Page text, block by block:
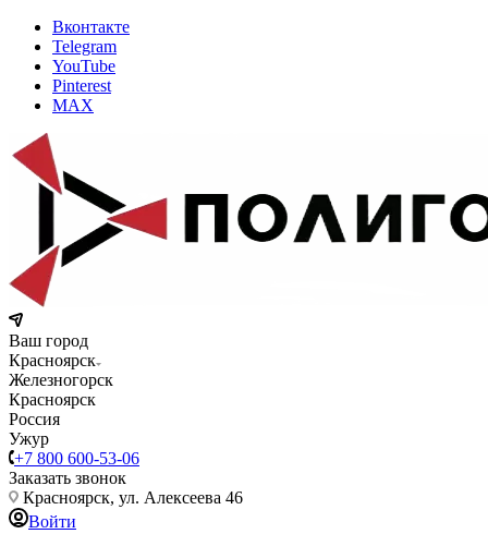
Вконтакте
Telegram
YouTube
Pinterest
MAX
Ваш город
Красноярск
Железногорск
Красноярск
Россия
Ужур
+7 800 600-53-06
Заказать звонок
Красноярск, ул. Алексеева 46
Войти